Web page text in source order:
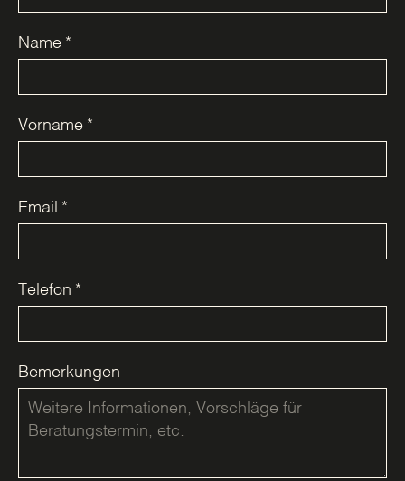
Name *
Vorname *
Email *
Telefon *
Bemerkungen